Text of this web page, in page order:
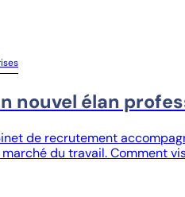
nouvel élan
de recrutement
du travail. Comment